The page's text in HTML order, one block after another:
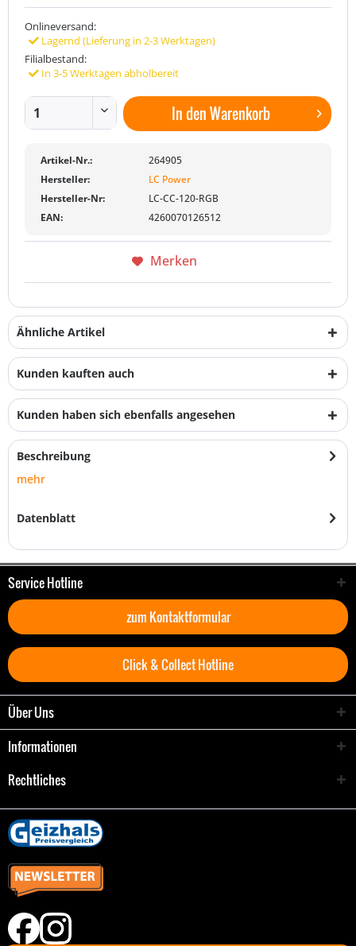
Onlineversand:
Lagernd (Lieferung in 2-3 Werktagen)
Filialbestand:
In 3-5 Werktagen abholbereit
In denWarenkorb
Artikel-Nr.:
264905
Hersteller:
LC Power
Hersteller-Nr:
LC-CC-120-RGB
EAN:
4260070126512
Merken
Ähnliche Artikel
Kunden kauften auch
Kunden haben sich ebenfalls angesehen
Beschreibung
mehr
Datenblatt
Service Hotline
zum Kontaktformular
Click & Collect Hotline
Über Uns
Informationen
Rechtliches